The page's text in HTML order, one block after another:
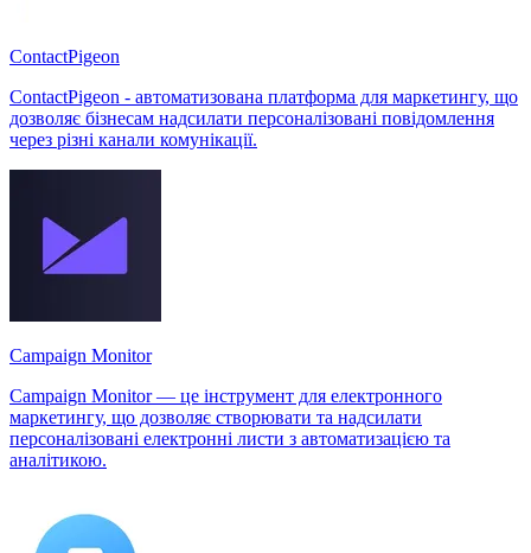
ContactPigeon
ContactPigeon - автоматизована платформа для маркетингу, що
дозволяє бізнесам надсилати персоналізовані повідомлення
через різні канали комунікації.
Campaign Monitor
Campaign Monitor — це інструмент для електронного
маркетингу, що дозволяє створювати та надсилати
персоналізовані електронні листи з автоматизацією та
аналітикою.